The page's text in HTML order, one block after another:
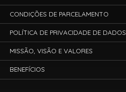
CONDIÇÕES DE PARCELAMENTO
POLÍTICA DE PRIVACIDADE DE DADOS
MISSÃO, VISÃO E VALORES
BENEFÍCIOS